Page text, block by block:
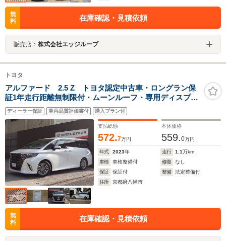
無
料
在庫確認・見積依頼
販売店： 株式会社エッジループ
トヨタ
アルファード 2.5 Z トヨタ認定中古車・ロングラン保
証1年走行距離無制限付・ムーンルーフ・専用ディスプレ
イオーディオ・パノラビックビューモニター・360度ドラ
レコ・ベンチレーション・ETC2.0・プッシュスタート・
ワンオーナー
ディーラー保証 車両品質評価書付 購入プラン付
支払総額
572.7万円
本体価格
559.0万円
年式 2023年 走行 1.1万km
車検
車検整備付 修復
なし
保証
保証付 整備
法定整備付
住所
京都府八幡市
無
料
在庫確認・見積依頼